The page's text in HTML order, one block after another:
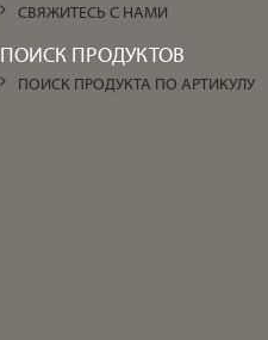
СВЯЖИТЕСЬ С НАМИ
ПОИСК ПРОДУКТОВ
ПОИСК ПРОДУКТА ПО АРТИКУЛУ